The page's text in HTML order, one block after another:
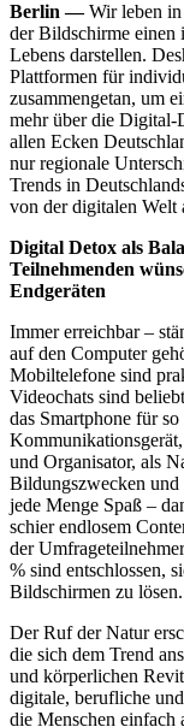
Berlin —Wir leben in
der Bildschirme einen
Lebens darstellen.
Plattformen für
zusammengetan, um
mehr über die Digital-
allen Ecken
nur regionale
Trends in
von der digitalen Welt
Digital Detox als
Teilnehmenden
Endgeräten
Immer erreichbar –
auf den Computer
Mobiltelefone sind
Videochats sind
das Smartphone für
und Organisator, als
Bildungszwecken
jede Menge Spaß –
schier endlosem
der
% sind entschlossen,
Bildschirmen zu lösen.
Der Ruf der Natur
die sich dem Trend
und körperlichen
digitale, berufliche
die Menschen einfach